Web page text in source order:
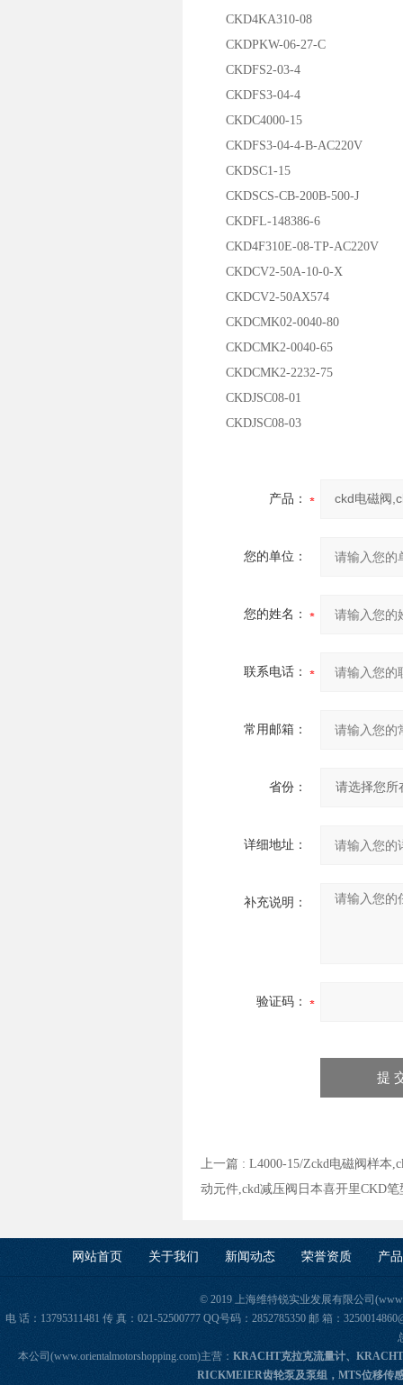
CKD4KA310-08
CKDPKW-06-27-C
CKDFS2-03-4
CKDFS3-04-4
CKDC4000-15
CKDFS3-04-4-B-AC220V
CKDSC1-15
CKDSCS-CB-200B-500-J
CKDFL-148386-6
CKD4F310E-08-TP-AC220V
CKDCV2-50A-10-0-X
CKDCV2-50AX574
CKDCMK02-0040-80
CKDCMK2-0040-65
CKDCMK2-2232-75
CKDJSC08-01
CKDJSC08-03
产品：
您的单位：
您的姓名：
联系电话：
常用邮箱：
省份：
详细地址：
补充说明：
验证码：
上一篇 : L4000-15/Zckd电磁阀样本
动元件,ckd减压阀日本喜开里CKD笔
网站首页 关于我们 新闻动态 荣誉资质 产
© 2019 上海维特锐实业发展有限公司
电 话：13795311481 传 真：021-52500777 QQ号码：2852785350 邮 箱：
本公司(www.orientalmotorshopping.com)主营： KRACHT克拉克流量计、
RICKMEIER齿轮泵及泵组，MTS位移传